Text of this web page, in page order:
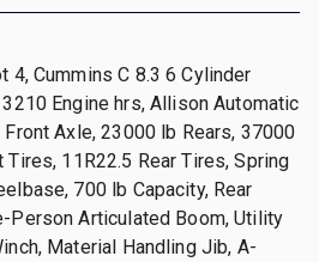
4, Cummins C 8.3 6 Cylinder
Engine hrs, Allison Automatic
Axle, 23000 lb Rears, 37000
Tires, 11R22.5 Rear Tires, Spring
700 lb Capacity, Rear
Person Articulated Boom, Utility
Material Handling Jib, A-